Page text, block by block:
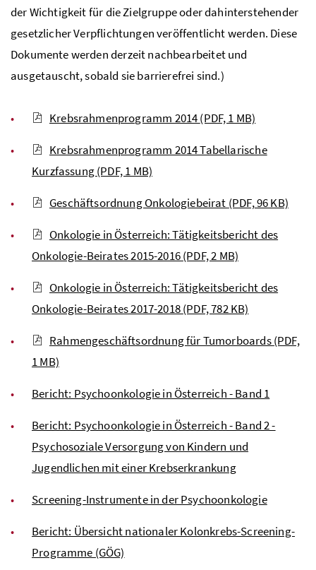
der Wichtigkeit für die Zielgruppe oder dahinterstehender
gesetzlicher Verpflichtungen veröffentlicht werden. Diese
Dokumente werden derzeit nachbearbeitet und
ausgetauscht, sobald sie barrierefrei sind.)
Krebsrahmenprogramm 2014(PDF, 1 MB)
Krebsrahmenprogramm 2014 Tabellarische
Kurzfassung(PDF, 1 MB)
Geschäftsordnung Onkologiebeirat (PDF, 96 KB)
Onkologie in Österreich: Tätigkeitsbericht des
Onkologie-Beirates 2015-2016(PDF, 2 MB)
Onkologie in Österreich: Tätigkeitsbericht des
Onkologie-Beirates 2017-2018(PDF, 782 KB)
Rahmengeschäftsordnung für Tumorboards(PDF,
1 MB)
Bericht: Psychoonkologie in Österreich - Band 1
Bericht: Psychoonkologie in Österreich - Band 2 -
Psychosoziale Versorgung von Kindern und
Jugendlichen mit einer Krebserkrankung
Screening-Instrumente in der Psychoonkologie
Bericht: Übersicht nationaler Kolonkrebs-Screening-
Programme (GÖG)